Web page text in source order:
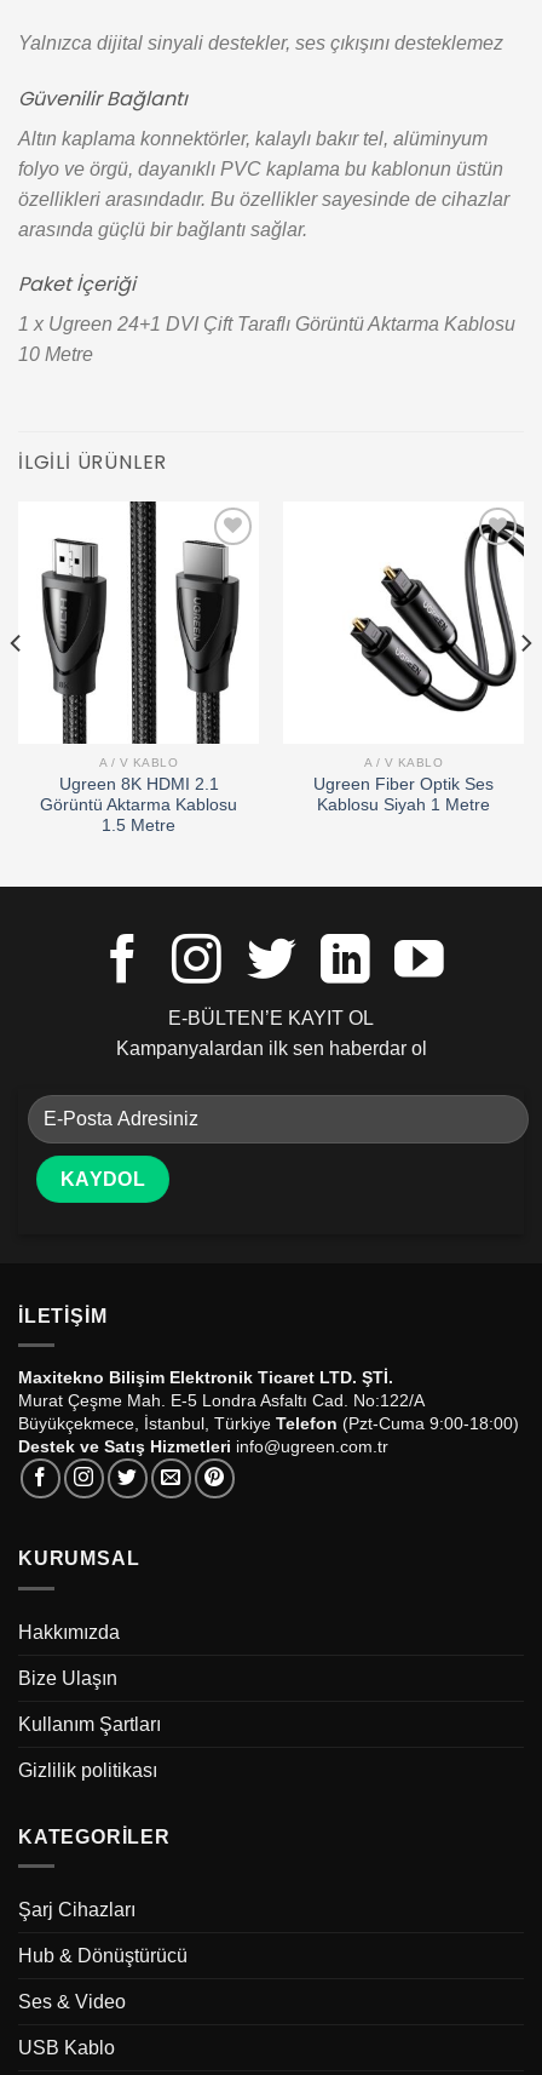
Yalnızca dijital sinyali destekler, ses çıkışını desteklemez
Güvenilir Bağlantı
Altın kaplama konnektörler, kalaylı bakır tel, alüminyum
folyo ve örgü, dayanıklı PVC kaplama bu kablonun üstün
özellikleri arasındadır. Bu özellikler sayesinde de cihazlar
arasında güçlü bir bağlantı sağlar.
Paket İçeriği
1 x Ugreen 24+1 DVI Çift Taraflı Görüntü Aktarma Kablosu
10 Metre
İLGILI ÜRÜNLER
wishlist
A / V KABLO
Ugreen 8K HDMI 2.1
Görüntü Aktarma Kablosu
1.5 Metre
Add to
wishlist
A / V KABLO
Ugreen Fiber Optik Ses
Kablosu Siyah 1 Metre
E-BÜLTEN’E KAYIT OL
Kampanyalardan ilk sen haberdar ol
İLETIŞIM
Maxitekno Bilişim Elektronik Ticaret LTD. ŞTİ.
Murat Çeşme Mah. E-5 Londra Asfaltı Cad. No:122/A
Büyükçekmece, İstanbul, Türkiye Telefon (Pzt-Cuma 9:00-18:00)
Destek ve Satış Hizmetleri info@ugreen.com.tr
KURUMSAL
Hakkımızda
Bize Ulaşın
Kullanım Şartları
Gizlilik politikası
KATEGORILER
Şarj Cihazları
Hub & Dönüştürücü
Ses & Video
USB Kablo